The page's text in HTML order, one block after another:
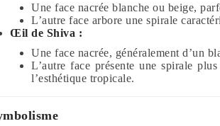
Une face nacrée blanche ou beige,
L’autre face arbore une spirale
Œil de Shiva :
Une face nacrée, généralement d’un
L’autre face présente une spirale
l’esthétique tropicale.